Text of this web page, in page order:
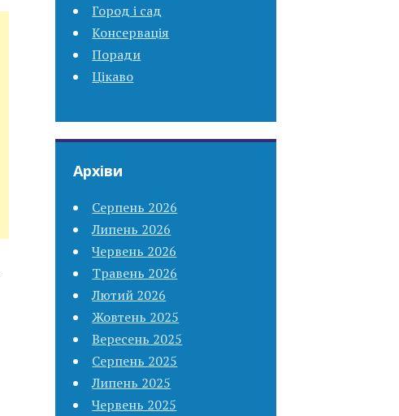
Город і сад
Консервація
Поради
Цікаво
Архіви
Серпень 2026
Липень 2026
Червень 2026
Травень 2026
Лютий 2026
Жовтень 2025
Вересень 2025
Серпень 2025
Липень 2025
Червень 2025